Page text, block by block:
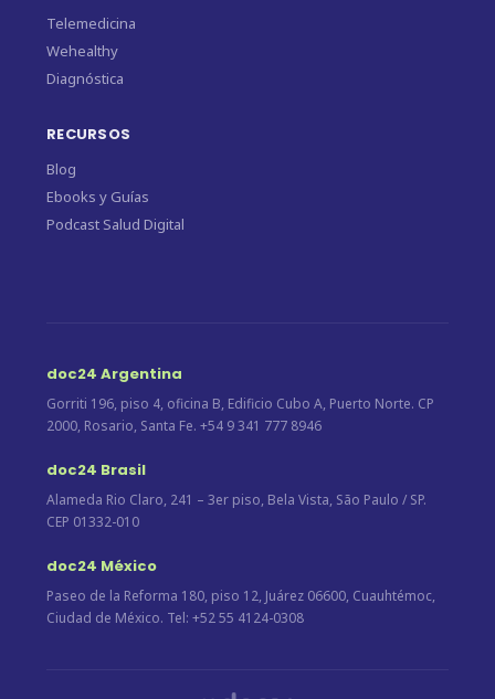
Telemedicina
Wehealthy
Diagnóstica
RECURSOS
Blog
Ebooks y Guías
Podcast Salud Digital
doc24 Argentina
Gorriti 196, piso 4, oficina B, Edificio Cubo A, Puerto Norte. CP
2000, Rosario, Santa Fe. +54 9 341 777 8946
doc24 Brasil
Alameda Rio Claro, 241 – 3er piso, Bela Vista, São Paulo / SP.
CEP 01332-010
doc24 México
Paseo de la Reforma 180, piso 12, Juárez 06600, Cuauhtémoc,
Ciudad de México. Tel: +52 55 4124-0308